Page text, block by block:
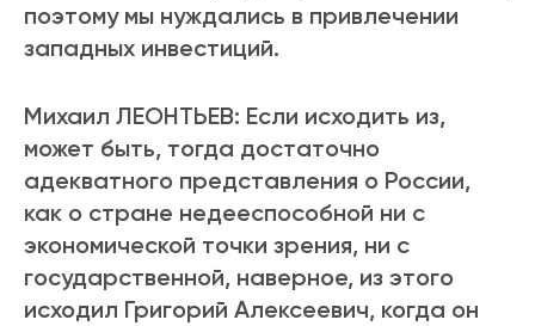
поэтому мы нуждались в привлечении
западных инвестиций.
Михаил ЛЕОНТЬЕВ: Если исходить из,
может быть, тогда достаточно
адекватного представления о России,
как о стране недееспособной ни с
экономической точки зрения, ни с
государственной, наверное, из этого
исходил Григорий Алексеевич, когда он